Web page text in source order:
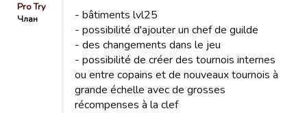
Pro Try
Члан
- bâtiments lvl25
- possibilité d'ajouter un chef de guilde
- des changements dans le jeu
- possibilité de créer des tournois internes
ou entre copains et de nouveaux tournois à
grande échelle avec de grosses
récompenses à la clef